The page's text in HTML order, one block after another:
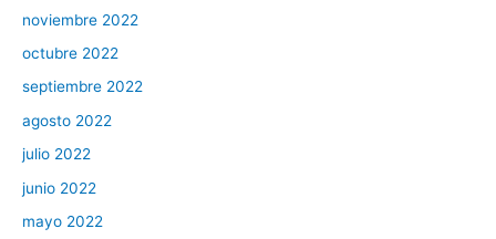
noviembre 2022
octubre 2022
septiembre 2022
agosto 2022
julio 2022
junio 2022
mayo 2022